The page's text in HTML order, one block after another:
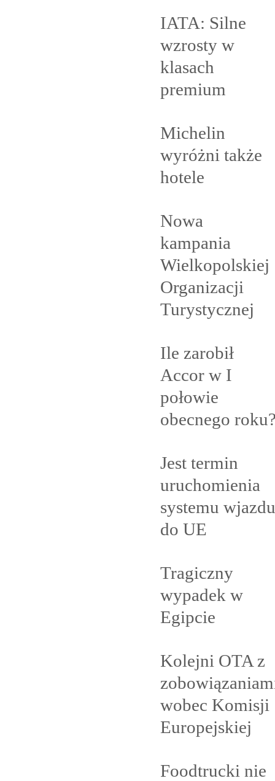
IATA: Silne
wzrosty w
klasach
premium
Michelin
wyróżni także
hotele
Nowa
kampania
Wielkopolskiej
Organizacji
Turystycznej
Ile zarobił
Accor w I
połowie
obecnego
Jest termin
uruchomienia
systemu wjazdu
do UE
Tragiczny
wypadek w
Egipcie
Kolejni OTA z
wobec Komisji
Europejskiej
Foodtrucki nie